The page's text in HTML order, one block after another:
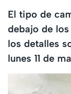
El tipo de
debajo de
los detalles
lunes 11 de